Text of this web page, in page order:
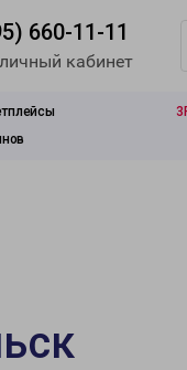
660-11-11
кабинет